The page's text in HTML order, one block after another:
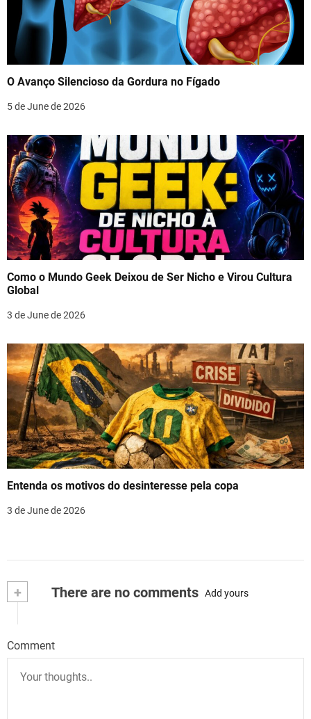
O Avanço Silencioso da Gordura no Fígado
5 de June de 2026
Como o Mundo Geek Deixou de Ser Nicho e Virou Cultura
Global
3 de June de 2026
Entenda os motivos do desinteresse pela copa
3 de June de 2026
+ There are no comments Add yours
Comment